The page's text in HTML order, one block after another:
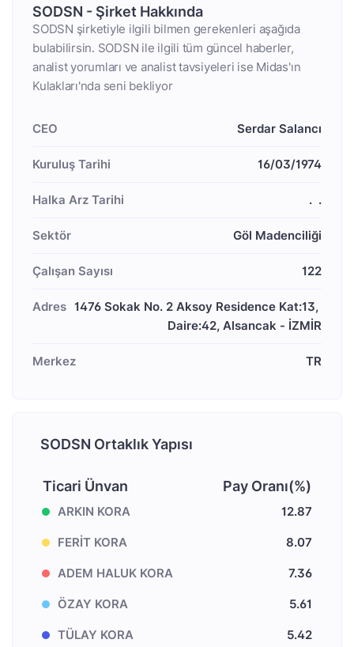
SODSN - Şirket Hakkında
SODSN şirketiyle ilgili bilmen gerekenleri aşağıda
bulabilirsin. SODSN ile ilgili tüm güncel haberler,
analist yorumları ve analist tavsiyeleri ise Midas'ın
Kulakları'nda seni bekliyor
CEO Serdar Salancı
Kuruluş Tarihi 16/03/1974
Halka Arz Tarihi
  .  .
Sektör Göl Madenciliği
Çalışan Sayısı 122
Adres 1476 Sokak No. 2 Aksoy Residence Kat:13,
Daire:42, Alsancak - İZMİR
Merkez TR
SODSN Ortaklık Yapısı
Ticari Ünvan Pay Oranı(%)
ARKIN KORA 12.87
FERİT KORA 8.07
ADEM HALUK KORA 7.36
ÖZAY KORA 5.61
TÜLAY KORA 5.42